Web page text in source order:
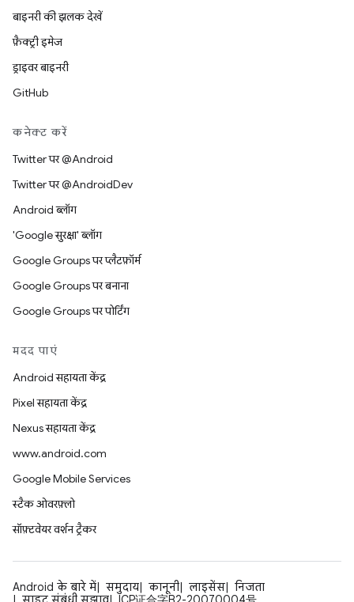
बाइनरी की झलक देखें
फ़ैक्ट्री इमेज
ड्राइवर बाइनरी
GitHub
कनेक्ट करें
Twitter पर @Android
Twitter पर @AndroidDev
Android ब्लॉग
'Google सुरक्षा' ब्लॉग
Google Groups पर प्लैटफ़ॉर्म
Google Groups पर बनाना
Google Groups पर पोर्टिंग
मदद पाएं
Android सहायता केंद्र
Pixel सहायता केंद्र
Nexus सहायता केंद्र
www.android.com
Google Mobile Services
स्टैक ओवरफ़्लो
सॉफ़्टवेयर वर्शन ट्रैकर
Android के बारे में समुदाय कानूनी लाइसेंस
निजता